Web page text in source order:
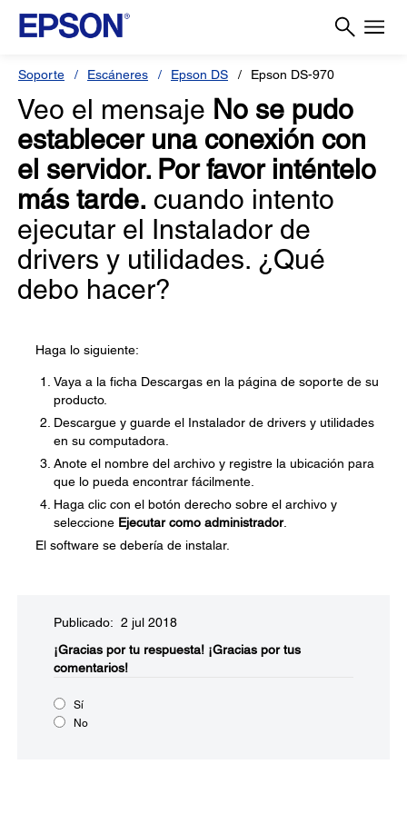
Soporte Escáneres Epson DS Epson DS-970
Veo el mensaje No se pudo
establecer una conexión con
el servidor. Por favor inténtelo
más tarde. cuando intento
ejecutar el Instalador de
drivers y utilidades. ¿Qué
debo hacer?
Haga lo siguiente:
Vaya a la ficha Descargas en la página de soporte de su
producto.
Descargue y guarde el Instalador de drivers y utilidades
en su computadora.
Anote el nombre del archivo y registre la ubicación para
que lo pueda encontrar fácilmente.
Haga clic con el botón derecho sobre el archivo y
seleccione Ejecutar como administrador.
El software se debería de instalar.
Publicado: 2 jul 2018
¡Gracias por tu respuesta! ¡Gracias por tus
comentarios!
Sí
No